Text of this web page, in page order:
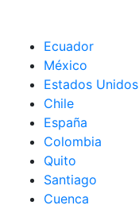
Ecuador
México
Estados Unidos
Chile
España
Colombia
Quito
Santiago
Cuenca